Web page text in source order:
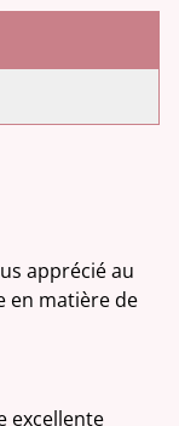
apprécié au
en matière de
excellente